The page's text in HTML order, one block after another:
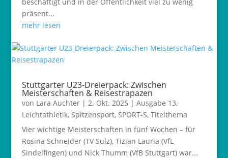
präsent...
mehr lesen
Stuttgarter U23-Dreierpack: Zwischen
Meisterschaften & Reisestrapazen
von Lara Auchter| 2. Okt. 2025 | Ausgabe 13,
Leichtathletik, Spitzensport, SPORT-S, Titelthema
Vier wichtige Meisterschaften in fünf Wochen – für
Rosina Schneider (TV Sulz), Tizian Lauria (VfL
Sindelfingen) und Nick Thumm (VfB Stuttgart) war...